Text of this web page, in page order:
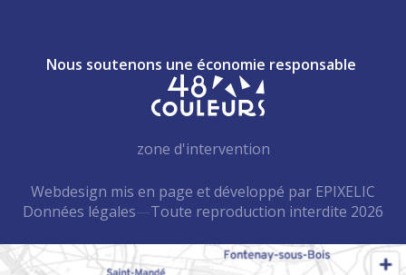
Nous soutenons une économie responsable
zone d'intervention
Webdesign mis en page et développé par EPIXELIC
—
Données légales—Toute reproduction interdite 2026